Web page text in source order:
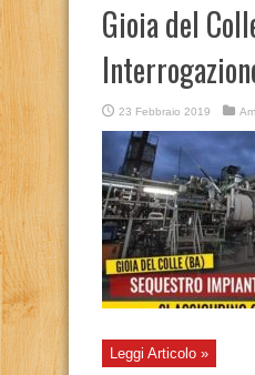
Gioia del
23 Febbraio 2019
Leggi Articolo »